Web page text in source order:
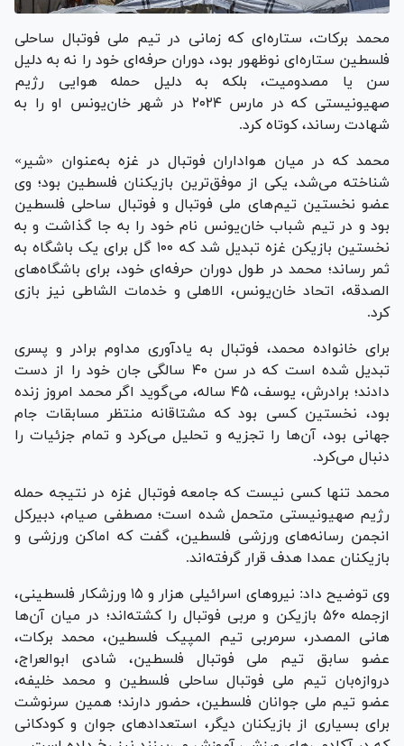
محمد برکات، ستاره‌ای که زمانی در تیم ملی فوتبال ساحلی
فلسطین ستاره‌ای نوظهور بود، دوران حرفه‌ای خود را نه به دلیل
سن یا مصدومیت، بلکه به دلیل حمله هوایی رژیم
صهیونیستی که در مارس ۲۰۲۴ در شهر خان‌یونس او را به
شهادت رساند، کوتاه کرد.
محمد که در میان هواداران فوتبال در غزه به‌عنوان «شیر»
شناخته می‌شد، یکی از موفق‌ترین بازیکنان فلسطین بود؛ وی
عضو نخستین تیم‌های ملی فوتبال و فوتبال ساحلی فلسطین
بود و در تیم شباب خان‌یونس نام خود را به جا گذاشت و به
نخستین بازیکن غزه تبدیل شد که ۱۰۰ گل برای یک باشگاه به
ثمر رساند؛ محمد در طول دوران حرفه‌ای خود، برای باشگاه‌های
الصدقه، اتحاد خان‌یونس، الاهلی و خدمات الشاطی نیز بازی
کرد.
برای خانواده محمد، فوتبال به یادآوری مداوم برادر و پسری
تبدیل شده است که در سن ۴۰ سالگی جان خود را از دست
دادند؛ برادرش، یوسف، ۴۵ ساله، می‌گوید اگر محمد امروز زنده
بود، نخستین کسی بود که مشتاقانه منتظر مسابقات جام
جهانی بود، آن‌ها را تجزیه و تحلیل می‌کرد و تمام جزئیات را
دنبال می‌کرد.
محمد تنها کسی نیست که جامعه فوتبال غزه در نتیجه حمله
رژیم صهیونیستی متحمل شده است؛ مصطفی صیام، دبیرکل
انجمن رسانه‌های ورزشی فلسطین، گفت که اماکن ورزشی و
بازیکنان عمدا هدف قرار گرفته‌اند.
وی توضیح داد: نیرو‌های اسرائیلی هزار و ۱۵ ورزشکار فلسطینی،
ازجمله ۵۶۰ بازیکن و مربی فوتبال را کشته‌اند؛ در میان آن‌ها
هانی المصدر، سرمربی تیم المپیک فلسطین، محمد برکات،
عضو سابق تیم ملی فوتبال فلسطین، شادی ابوالعراج،
دروازه‌بان تیم ملی فوتبال ساحلی فلسطین و محمد خلیفه،
عضو تیم ملی جوانان فلسطین، حضور دارند؛ همین سرنوشت
برای بسیاری از بازیکنان دیگر، استعداد‌های جوان و کودکانی